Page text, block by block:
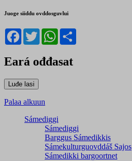
Juoge siiddu ovddosguvlui
Facebook
TwitterWhatsApp
Eará ođđasat
Palaa alkuun
Sámediggi
Sámediggi
Barggus Sámedikkis
Sámekulturguovddáš Sajos
Sámedikki bargoortnet